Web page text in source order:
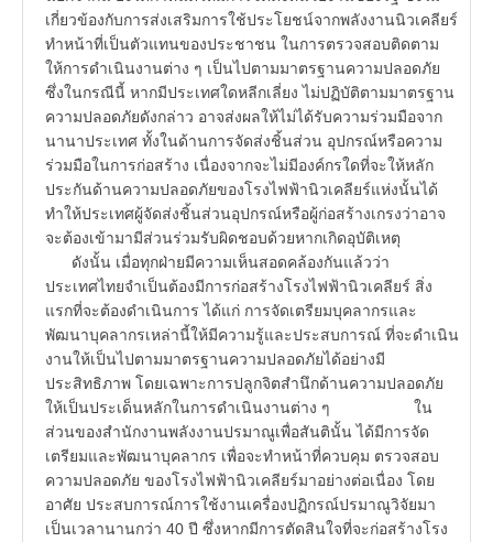
เกี่ยวข้องกับการส่งเสริมการใช้ประโยชน์จากพลังงานนิวเคลียร์
ทำหน้าที่เป็นตัวแทนของประชาชน ในการตรวจสอบติดตาม
ให้การดำเนินงานต่าง ๆ เป็นไปตามมาตรฐานความปลอดภัย
ซึ่งในกรณีนี้ หากมีประเทศใดหลีกเลี่ยง ไม่ปฏิบัติตามมาตรฐาน
ความปลอดภัยดังกล่าว อาจส่งผลให้ไม่ได้รับความร่วมมือจาก
นานาประเทศ ทั้งในด้านการจัดส่งชิ้นส่วน อุปกรณ์หรือความ
ร่วมมือในการก่อสร้าง เนื่องจากจะไม่มีองค์กรใดที่จะให้หลัก
ประกันด้านความปลอดภัยของโรงไฟฟ้านิวเคลียร์แห่งนั้นได้
ทำให้ประเทศผู้จัดส่งชิ้นส่วนอุปกรณ์หรือผู้ก่อสร้างเกรงว่าอาจ
จะต้องเข้ามามีส่วนร่วมรับผิดชอบด้วยหากเกิดอุบัติเหตุ
ดังนั้น เมื่อทุกฝ่ายมีความเห็นสอดคล้องกันแล้วว่า
ประเทศไทยจำเป็นต้องมีการก่อสร้างโรงไฟฟ้านิวเคลียร์ สิ่ง
แรกที่จะต้องดำเนินการ ได้แก่ การจัดเตรียมบุคลากรและ
พัฒนาบุคลากรเหล่านี้ให้มีความรู้และประสบการณ์ ที่จะดำเนิน
งานให้เป็นไปตามมาตรฐานความปลอดภัยได้อย่างมี
ประสิทธิภาพ โดยเฉพาะการปลูกจิตสำนึกด้านความปลอดภัย
ให้เป็นประเด็นหลักในการดำเนินงานต่าง ๆ ใน
ส่วนของสำนักงานพลังงานปรมาณูเพื่อสันตินั้น ได้มีการจัด
เตรียมและพัฒนาบุคลากร เพื่อจะทำหน้าที่ควบคุม ตรวจสอบ
ความปลอดภัย ของโรงไฟฟ้านิวเคลียร์มาอย่างต่อเนื่อง โดย
อาศัย ประสบการณ์การใช้งานเครื่องปฏิกรณ์ปรมาณูวิจัยมา
เป็นเวลานานกว่า 40 ปี ซึ่งหากมีการตัดสินใจที่จะก่อสร้างโรง